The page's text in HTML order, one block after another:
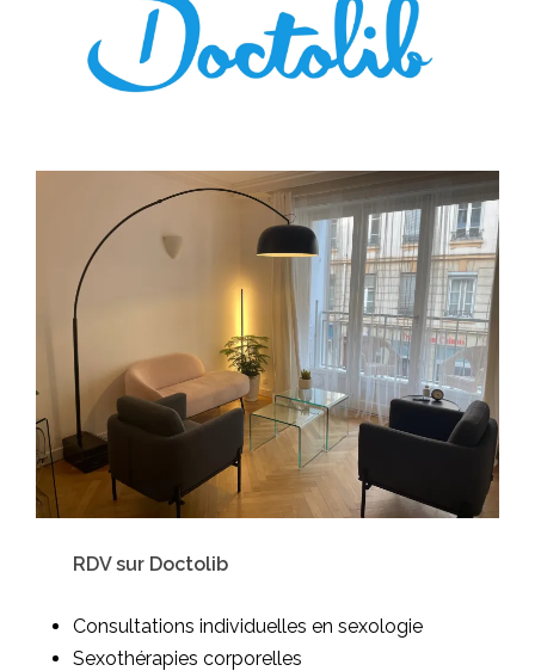
RDV sur Doctolib
Consultations individuelles en sexologie
Sexothérapies corporelles